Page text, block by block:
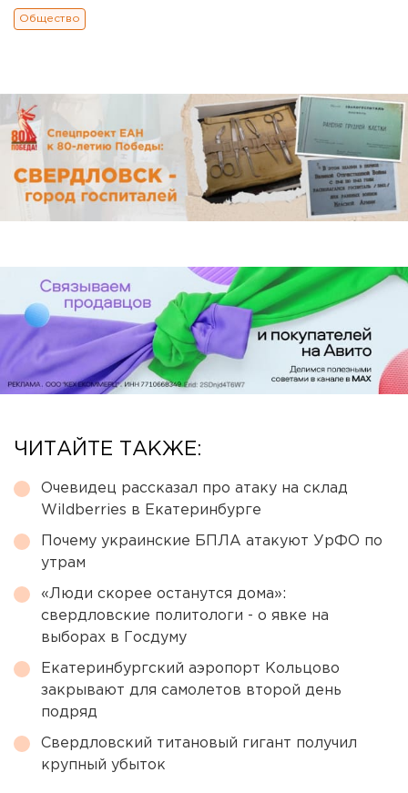
Общество
ЧИТАЙТЕ ТАКЖЕ:
Очевидец рассказал про атаку на склад
Wildberries в Екатеринбурге
Почему украинские БПЛА атакуют УрФО по
утрам
«Люди скорее останутся дома»:
свердловские политологи - о явке на
выборах в Госдуму
Екатеринбургский аэропорт Кольцово
закрывают для самолетов второй день
подряд
Свердловский титановый гигант получил
крупный убыток